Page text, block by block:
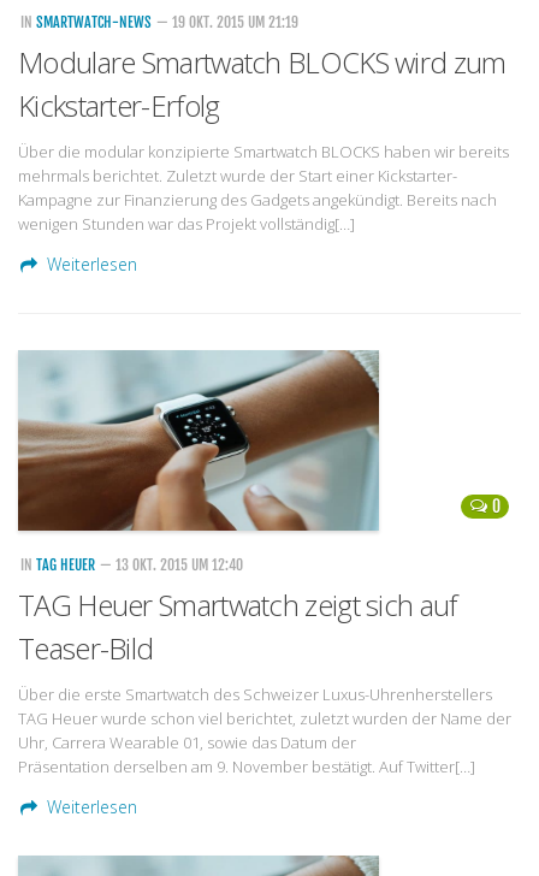
IN SMARTWATCH-NEWS — 19 OKT. 2015 UM 21:19
Modulare Smartwatch BLOCKS wird zum
Kickstarter-Erfolg
Über die modular konzipierte Smartwatch BLOCKS haben wir bereits
mehrmals berichtet. Zuletzt wurde der Start einer Kickstarter-
Kampagne zur Finanzierung des Gadgets angekündigt. Bereits nach
wenigen Stunden war das Projekt vollständig[…]
Weiterlesen
0
IN TAG HEUER — 13 OKT. 2015 UM 12:40
TAG Heuer Smartwatch zeigt sich auf
Teaser-Bild
Über die erste Smartwatch des Schweizer Luxus-Uhrenherstellers
TAG Heuer wurde schon viel berichtet, zuletzt wurden der Name der
Uhr, Carrera Wearable 01, sowie das Datum der
Präsentation derselben am 9. November bestätigt. Auf Twitter[…]
Weiterlesen